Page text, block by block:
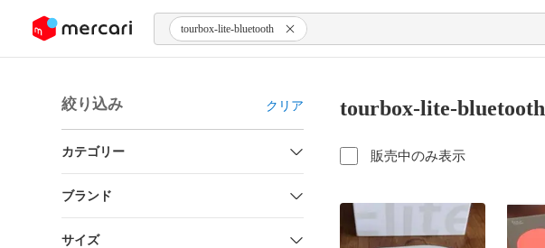
ツにスキップ tourbox-lite-bluetooth
絞り込み クリア
カテゴリー
ブランド
サイズ
tourbox-lite-
販売中のみ表示